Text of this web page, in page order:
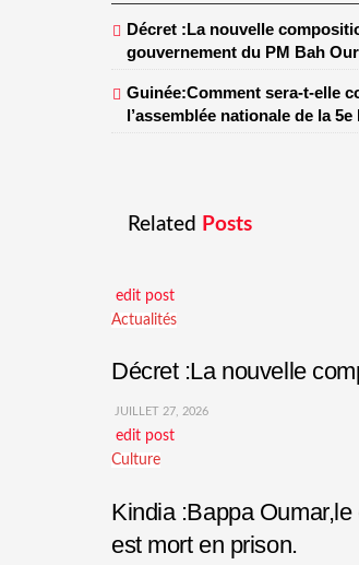
Décret :La nouvelle
gouvernement du PM Bah
Guinée:Comment sera-t-elle
l’assemblée nationale de la
Related Posts
edit post
Actualités
Décret :La nouvelle
JUILLET 27, 2026
edit post
Culture
Kindia :Bappa
est mort en prison.